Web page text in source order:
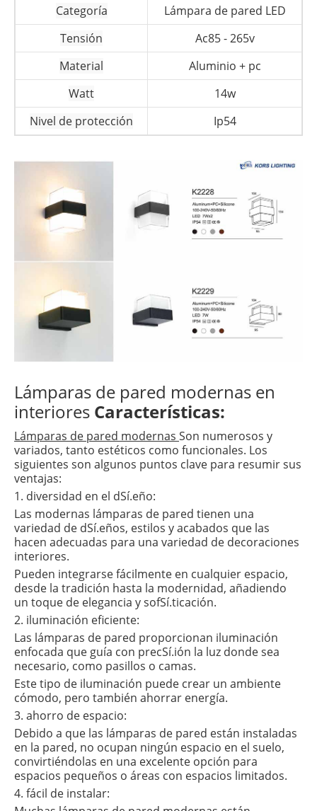
Categoría
Lámpara de pared LED
Tensión
Ac85 - 265v
Material
Aluminio + pc
Watt
14w
Nivel de protección
Ip54
Lámparas de pared modernas en
interiores Características:
Lámparas de pared modernas Son numerosos y
variados, tanto estéticos como funcionales. Los
siguientes son algunos puntos clave para resumir sus
ventajas:
1. diversidad en el dSí.eño:
Las modernas lámparas de pared tienen una
variedad de dSí.eños, estilos y acabados que las
hacen adecuadas para una variedad de decoraciones
interiores.
Pueden integrarse fácilmente en cualquier espacio,
desde la tradición hasta la modernidad, añadiendo
un toque de elegancia y sofSí.ticación.
2. iluminación eficiente:
Las lámparas de pared proporcionan iluminación
enfocada que guía con precSí.ión la luz donde sea
necesario, como pasillos o camas.
Este tipo de iluminación puede crear un ambiente
cómodo, pero también ahorrar energía.
3. ahorro de espacio:
Debido a que las lámparas de pared están instaladas
en la pared, no ocupan ningún espacio en el suelo,
convirtiéndolas en una excelente opción para
espacios pequeños o áreas con espacios limitados.
4. fácil de instalar: